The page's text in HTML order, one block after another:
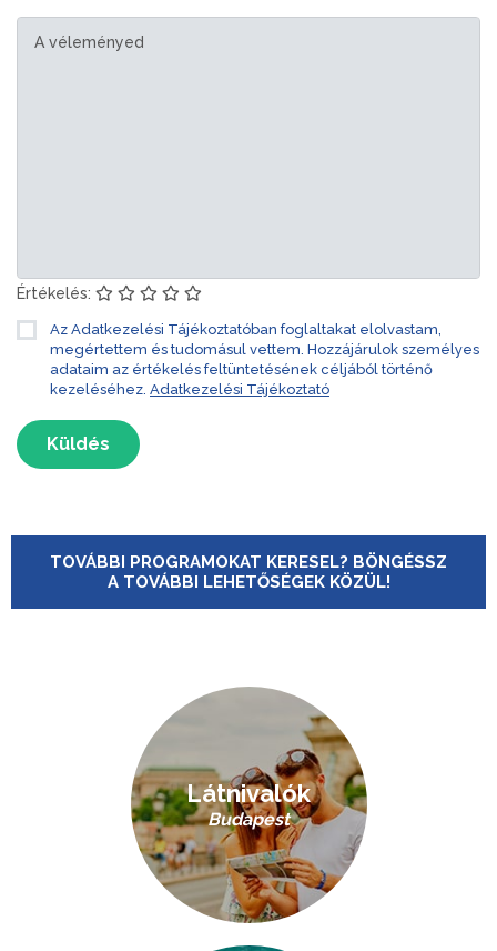
Értékelés:
Az Adatkezelési Tájékoztatóban foglaltakat elolvastam,
megértettem és tudomásul vettem. Hozzájárulok személyes
adataim az értékelés feltüntetésének céljából történő
kezeléséhez. Adatkezelési Tájékoztató
Küldés
TOVÁBBI PROGRAMOKAT KERESEL? BÖNGÉSSZ
A TOVÁBBI LEHETŐSÉGEK KÖZÜL!
Látnivalók
Budapest